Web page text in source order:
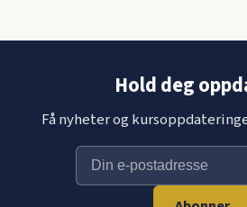
Hold deg
Få nyheter og